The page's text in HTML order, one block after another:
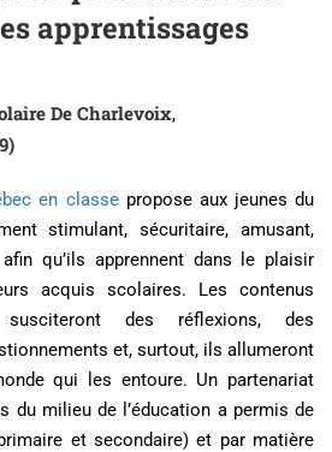
apprentissages
De Charlevoix,
en classepropose aux jeunes du
stimulant, sécuritaire, amusant,
qu’ils apprennent dans le plaisir
acquis scolaires. Les contenus
des réflexions, des
et, surtout, ils allumeront
qui les entoure. Un partenariat
du milieu de l’éducation a permis de
et secondaire) et par matière